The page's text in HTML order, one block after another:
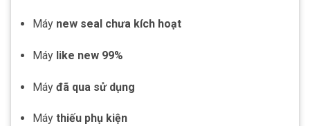
Máy new seal chưa kích hoạt
Máy like new 99%
Máy đã qua sử dụng
Máy thiếu phụ kiện